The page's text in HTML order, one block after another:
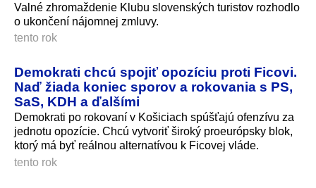
Valné zhromaždenie Klubu slovenských turistov rozhodlo
o ukončení nájomnej zmluvy.
tento rok
Demokrati chcú spojiť opozíciu proti Ficovi.
Naď žiada koniec sporov a rokovania s PS,
SaS, KDH a ďalšími
Demokrati po rokovaní v Košiciach spúšťajú ofenzívu za
jednotu opozície. Chcú vytvoriť široký proeurópsky blok,
ktorý má byť reálnou alternatívou k Ficovej vláde.
tento rok